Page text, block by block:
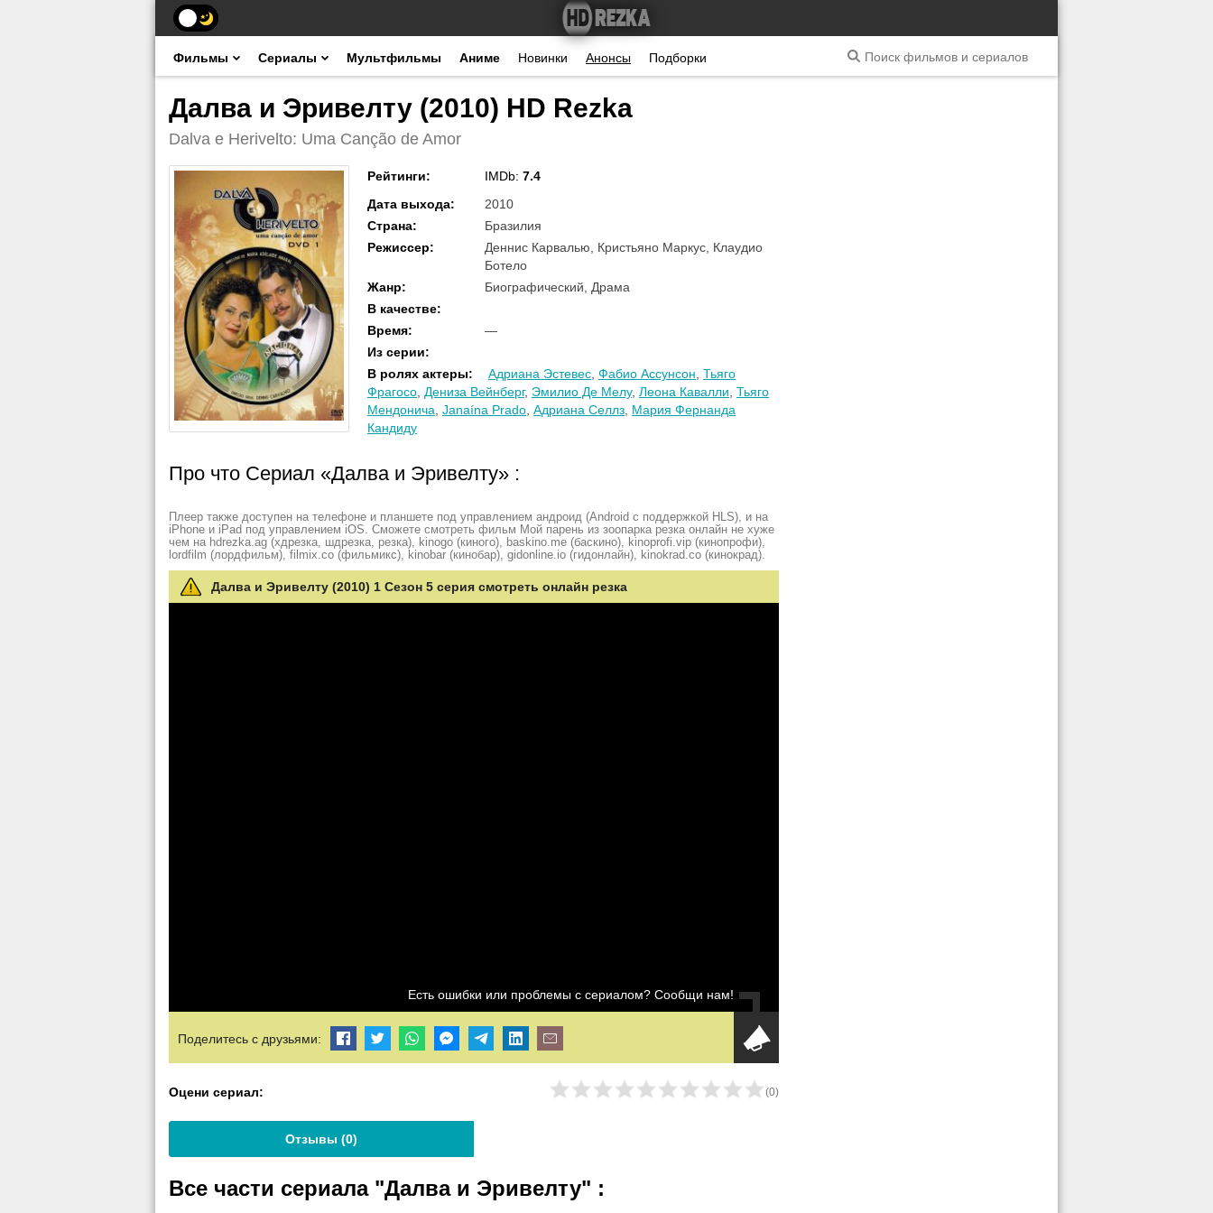
Фильмы Сериалы Мультфильмы Аниме Новинки Анонсы Подборки
Далва и Эривелту (2010) HD Rezka
Dalva e Herivelto: Uma Canção de Amor
Рейтинги: IMDb: 7.4
Дата выхода:
2010
Страна:
Бразилия
Режиссер:
Деннис Карвалью, Кристьяно Маркус, Клаудио
Ботело
Жанр:
Биографический, Драма
В качестве:
Время:
—
Из серии:
В ролях актеры: Адриана Эстевес Фабио Ассунсон Тьяго
Фрагосо Дениза Вейнберг, Эмилио Де Мелу, Леона Кавалли Тьяго
Мендонича Janaína Prado Адриана Селлз Мария Фернанда
Кандиду
Про что Сериал «Далва и Эривелту» :
Плеер также доступен на телефоне и планшете под управлением андроид (Android с поддержкой HLS), и на
iPhone и iPad под управлением iOS. Сможете смотреть фильм Мой парень из зоопарка резка онлайн не хуже
чем на hdrezka.ag (хдрезка, шдрезка, резка), kinogo (киного), baskino.me (баскино), kinoprofi.vip (кинопрофи),
lordfilm (лордфильм), filmix.co (фильмикс), kinobar (кинобар), gidonline.io (гидонлайн), kinokrad.сo (кинокрад).
Далва и Эривелту (2010) 1 Сезон 5 серия смотреть онлайн резка
Есть ошибки или проблемы с сериалом? Сообщи нам!
Поделитесь с друзьями:
Оцени сериал: (0)
Отзывы (0)
Все части сериала "Далва и Эривелту" :